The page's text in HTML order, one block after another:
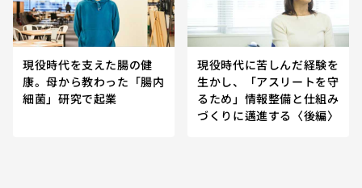
現役時代を支えた腸の健
康。母から教わった「腸内
細菌」研究で起業
現役時代に苦しんだ経験を
生かし、「アスリートを守
るため」情報整備と仕組み
づくりに邁進する〈後編〉